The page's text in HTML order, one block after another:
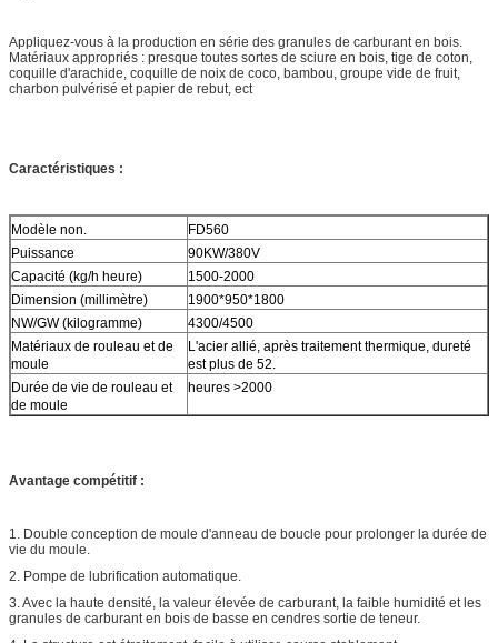
Appliquez-vous à la production en série des granules de carburant en bois.
Matériaux appropriés : presque toutes sortes de sciure en bois, tige de coton,
coquille d'arachide, coquille de noix de coco, bambou, groupe vide de fruit,
charbon pulvérisé et papier de rebut, ect
Caractéristiques :
Modèle non.
FD560
Puissance
90KW/380V
Capacité (kg/h heure)
1500-2000
Dimension (millimètre)
1900*950*1800
NW/GW (kilogramme)
4300/4500
Matériaux de rouleau et de
moule
L'acier allié, après traitement thermique, dureté
est plus de 52.
Durée de vie de rouleau et
de moule
heures >2000
Avantage compétitif :
1. Double conception de moule d'anneau de boucle pour prolonger la durée de
vie du moule.
2. Pompe de lubrification automatique.
3. Avec la haute densité, la valeur élevée de carburant, la faible humidité et les
granules de carburant en bois de basse en cendres sortie de teneur.